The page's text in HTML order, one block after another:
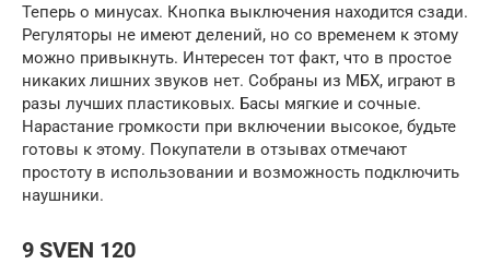
Теперь о минусах. Кнопка выключения находится сзади.
Регуляторы не имеют делений, но со временем к этому
можно привыкнуть. Интересен тот факт, что в простое
никаких лишних звуков нет. Собраны из МБХ, играют в
разы лучших пластиковых. Басы мягкие и сочные.
Нарастание громкости при включении высокое, будьте
готовы к этому. Покупатели в отзывах отмечают
простоту в использовании и возможность подключить
наушники.
9 SVEN 120